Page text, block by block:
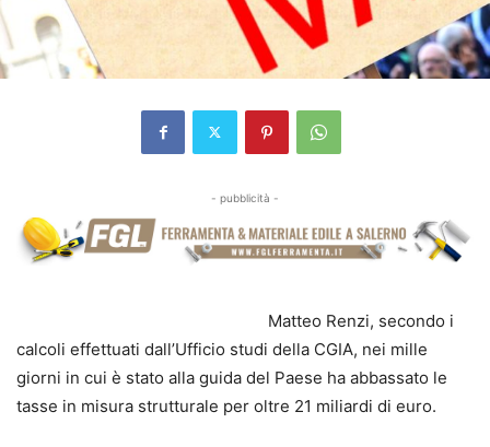
- pubblicità -
Matteo Renzi, secondo i
calcoli effettuati dall’Ufficio studi della CGIA, nei mille
giorni in cui è stato alla guida del Paese ha abbassato le
tasse in misura strutturale per oltre 21 miliardi di euro.